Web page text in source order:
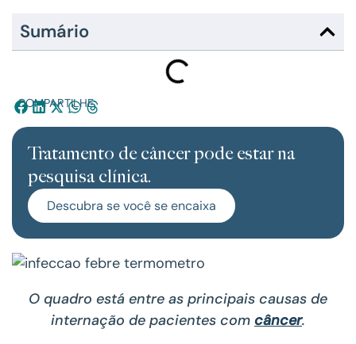
Sumário
COMPARTILHE:
Tratamento de câncer pode estar na
pesquisa clínica.
Descubra se você se encaixa
O quadro está entre as principais causas de
internação de pacientes com câncer.